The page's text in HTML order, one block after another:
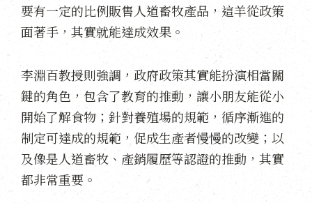
要有一定的比例販售人道畜牧產品，這羊從政策
面著手，其實就能達成效果。
李淵百教授則強調，政府政策其實能扮演相當關
鍵的角色，包含了教育的推動，讓小朋友能從小
開始了解食物；針對養殖場的規範，循序漸進的
制定可達成的規範，促成生產者慢慢的改變；以
及像是人道畜牧、產銷履歷等認證的推動，其實
都非常重要。